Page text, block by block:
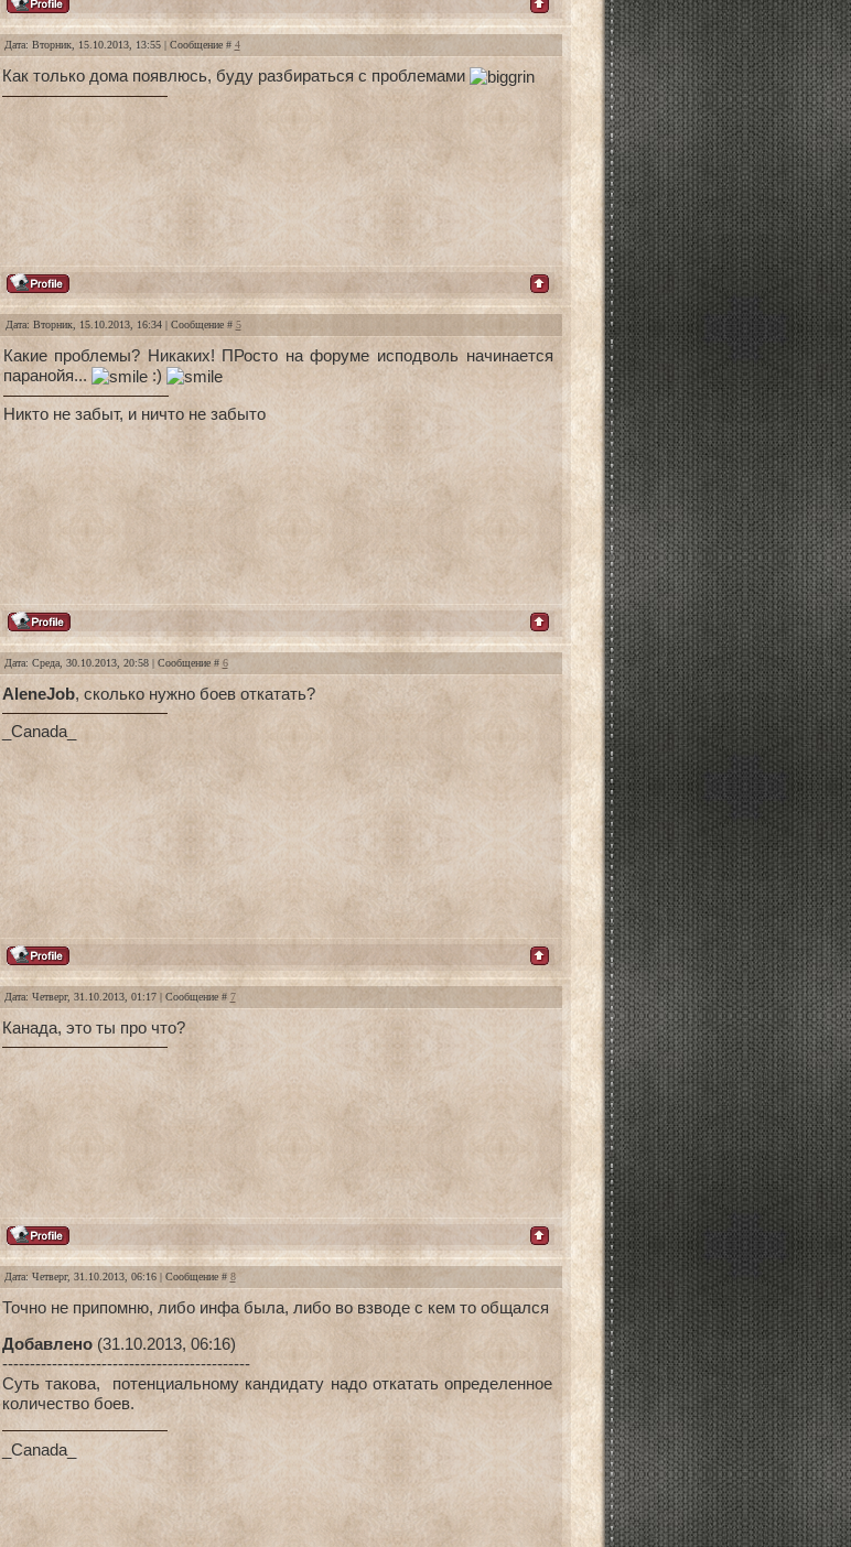
Дата: Вторник, 15.10.2013, 13:55 | Сообщение # 4
Как только дома появлюсь, буду разбираться с проблемами
Дата: Вторник, 15.10.2013, 16:34 | Сообщение # 5
Какие проблемы? Никаких! ПРосто на форуме исподволь начинается
паранойя...
:)
Никто не забыт, и ничто не забыто
Дата: Среда, 30.10.2013, 20:58 | Сообщение # 6
AleneJob, сколько нужно боев откатать?
_Canada_
Дата: Четверг, 31.10.2013, 01:17 | Сообщение # 7
Канада, это ты про что?
Дата: Четверг, 31.10.2013, 06:16 | Сообщение # 8
Точно не припомню, либо инфа была, либо во взводе с кем то общался
Добавлено(31.10.2013, 06:16)
---------------------------------------------
Суть такова, потенциальному кандидату надо откатать определенное
количество боев.
_Canada_